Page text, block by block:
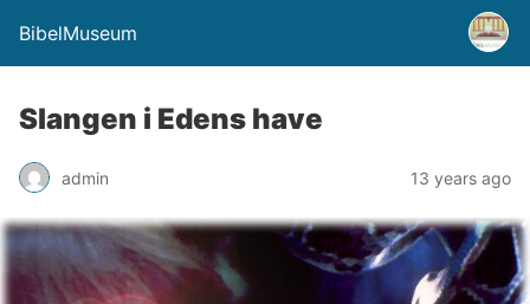
BibelMuseum
Slangen i Edens have
admin 13 years ago